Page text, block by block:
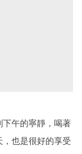
午的寧靜，喝著
也是很好的享受